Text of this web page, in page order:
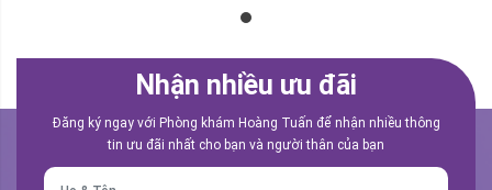
Nhận nhiều ưu đãi
Đăng ký ngay với Phòng khám Hoàng Tuấn để nhận nhiều thông
tin ưu đãi nhất cho bạn và người thân của bạn